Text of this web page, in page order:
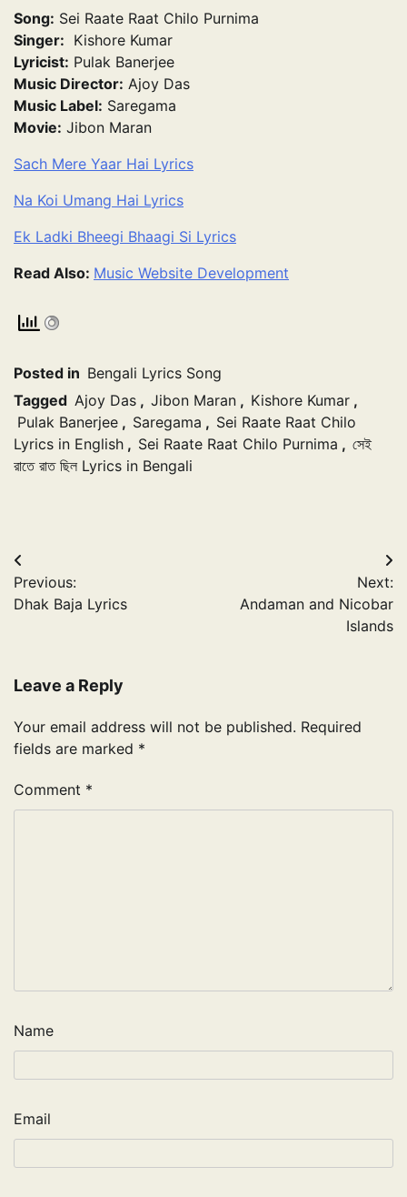
Song: Sei Raate Raat Chilo Purnima
Singer: Kishore Kumar
Lyricist: Pulak Banerjee
Music Director: Ajoy Das
Music Label: Saregama
Movie: Jibon Maran
Sach Mere Yaar Hai Lyrics
Na Koi Umang Hai Lyrics
Ek Ladki Bheegi Bhaagi Si Lyrics
Read Also: Music Website Development
Posted in Bengali Lyrics Song
Tagged Ajoy Das , Jibon Maran , Kishore Kumar ,
Pulak Banerjee , Saregama , Sei Raate Raat Chilo
Lyrics in English , Sei Raate Raat Chilo Purnima , সেই
রাতে রাত ছিল Lyrics in Bengali
Post
navigation
Previous:
Dhak Baja Lyrics
Next:
Andaman and Nicobar
Islands
Leave a Reply
Your email address will not be published. Required
fields are marked *
Comment *
Name
Email